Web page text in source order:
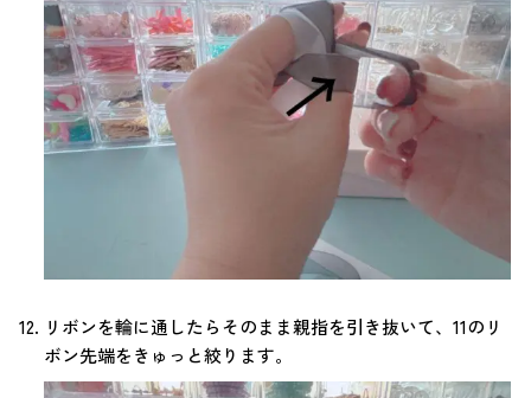
リボンを輪に通したらそのまま親指を引き抜いて、11のリ
ボン先端をきゅっと絞ります。